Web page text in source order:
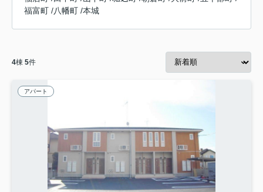
福富町 /八幡町 /本城
4棟 5件
アパート